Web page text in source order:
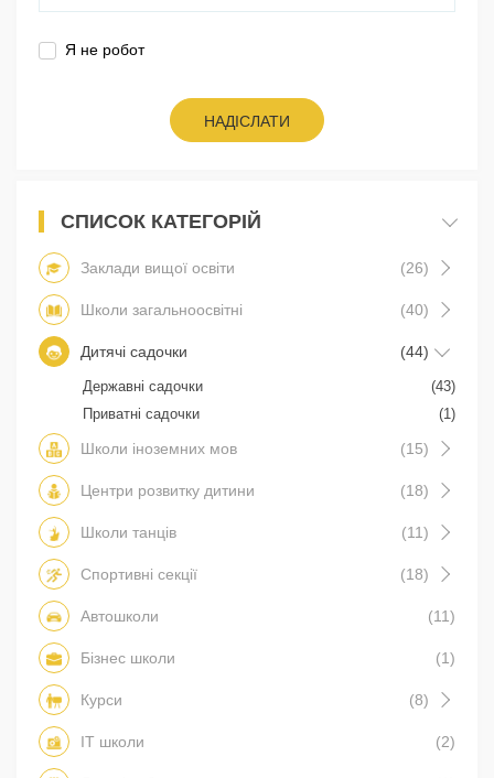
Я не робот
НАДІСЛАТИ
СПИСОК КАТЕГОРІЙ
Заклади вищої освіти (26)
Школи загальноосвітні (40)
Дитячі садочки (44)
Державні садочки
(43)
Приватні садочки
(1)
Школи іноземних мов (15)
Центри розвитку дитини (18)
Школи танців (11)
Спортивні секції (18)
Автошколи (11)
Бізнес школи (1)
Курси (8)
IT школи (2)